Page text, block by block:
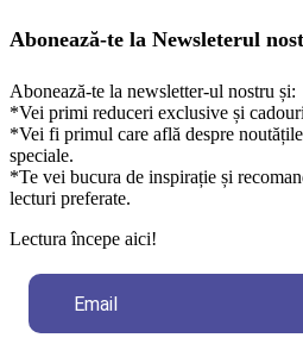
Abonează-te la Newsleterul
Abonează-te la newsletter-ul nostru și:
*Vei primi reduceri exclusive și
*Vei fi primul care află despre
speciale.
*Te vei bucura de inspirație și
lecturi preferate.
Lectura începe aici!